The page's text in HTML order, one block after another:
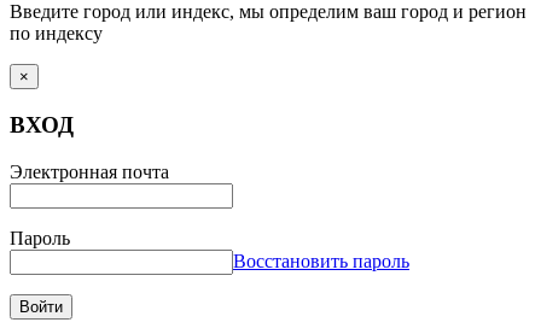
Введите город или индекс, мы определим ваш город и регион
по индексу
×
ВХОД
Электронная почта
Пароль
Восстановить пароль
Войти